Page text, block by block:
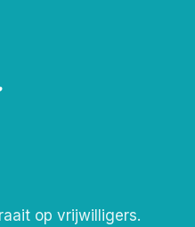
op vrijwilligers.